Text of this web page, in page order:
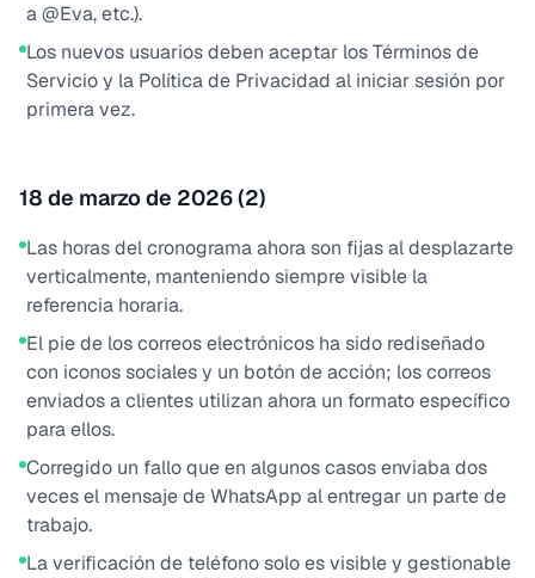
a @Eva, etc.).
Los nuevos usuarios deben aceptar los Términos de
Servicio y la Política de Privacidad al iniciar sesión por
primera vez.
18 de marzo de 2026 (2)
Las horas del cronograma ahora son fijas al desplazarte
verticalmente, manteniendo siempre visible la
referencia horaria.
El pie de los correos electrónicos ha sido rediseñado
con iconos sociales y un botón de acción; los correos
enviados a clientes utilizan ahora un formato específico
para ellos.
Corregido un fallo que en algunos casos enviaba dos
veces el mensaje de WhatsApp al entregar un parte de
trabajo.
La verificación de teléfono solo es visible y gestionable